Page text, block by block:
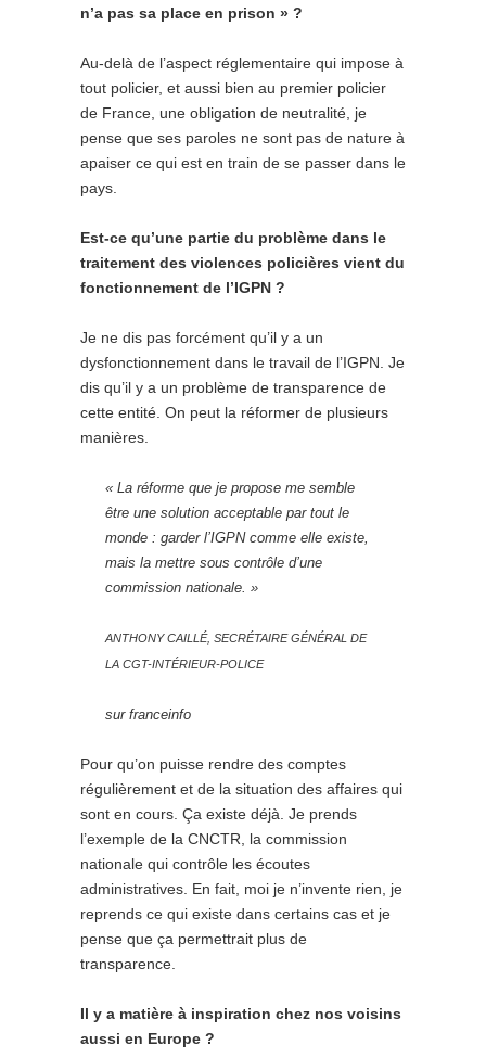
n’a pas sa place en prison » ?
Au-delà de l’aspect réglementaire qui impose à
tout policier, et aussi bien au premier policier
de France, une obligation de neutralité, je
pense que ses paroles ne sont pas de nature à
apaiser ce qui est en train de se passer dans le
pays.
Est-ce qu’une partie du problème dans le
traitement des violences policières vient du
fonctionnement de l’IGPN ?
Je ne dis pas forcément qu’il y a un
dysfonctionnement dans le travail de l’IGPN. Je
dis qu’il y a un problème de transparence de
cette entité. On peut la réformer de plusieurs
manières.
« La réforme que je propose me semble
être une solution acceptable par tout le
monde : garder l’IGPN comme elle existe,
mais la mettre sous contrôle d’une
commission nationale. »
ANTHONY CAILLÉ, SECRÉTAIRE GÉNÉRAL DE
LA CGT-INTÉRIEUR-POLICE
sur franceinfo
Pour qu’on puisse rendre des comptes
régulièrement et de la situation des affaires qui
sont en cours. Ça existe déjà. Je prends
l’exemple de la CNCTR, la commission
nationale qui contrôle les écoutes
administratives. En fait, moi je n’invente rien, je
reprends ce qui existe dans certains cas et je
pense que ça permettrait plus de
transparence.
Il y a matière à inspiration chez nos voisins
aussi en Europe ?